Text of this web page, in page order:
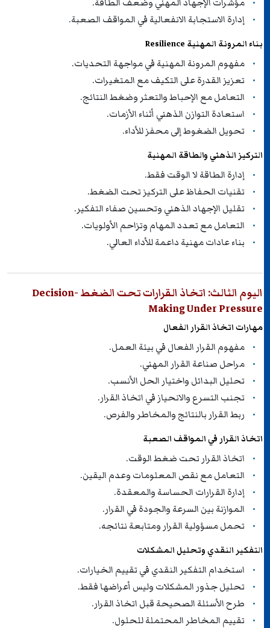
إدارة الاستجابة الانفعالية في المواقف الصعبة.
بناء المرونة المهنية Resilience
مفهوم المرونة المهنية في مواجهة التحديات.
تعزيز القدرة على التكيف مع المتغيرات.
التعامل مع الإحباط والتعثر وضغط النتائج.
استعادة التوازن الذهني أثناء الأزمات.
تحويل الضغوط إلى محفز للأداء.
التركيز الذهني والطاقة المهنية
إدارة الطاقة لا الوقت فقط.
تقنيات الحفاظ على التركيز تحت الضغط.
تقليل الإجهاد الذهني وتحسين صفاء التفكير.
التعامل مع تعدد المهام وتزاحم الأولويات.
بناء عادات مهنية داعمة للأداء العالي.
اليوم الثالث: اتخاذ القرارات تحت الضغط Decision-
Making Under Pressure
مهارات اتخاذ القرار الفعال
مفهوم القرار الفعال في بيئة العمل.
مراحل صناعة القرار المهني.
تحليل البدائل واختيار الحل الأنسب.
تجنب التسرع والانحياز في اتخاذ القرار.
ربط القرار بالنتائج والمخاطر والفرص.
اتخاذ القرار في المواقف الصعبة
اتخاذ القرار تحت ضغط الوقت.
التعامل مع نقص المعلومات وعدم اليقين.
إدارة القرارات الحساسة والمعقدة.
الموازنة بين السرعة والجودة في القرار.
تحمل مسؤولية القرار ومتابعة نتائجه.
التفكير النقدي وتحليل المشكلات
استخدام التفكير النقدي في تقييم الخيارات.
تحليل جذور المشكلات وليس أعراضها فقط.
طرح الأسئلة الصحيحة قبل اتخاذ القرار.
تقييم المخاطر المحتملة للحلول.